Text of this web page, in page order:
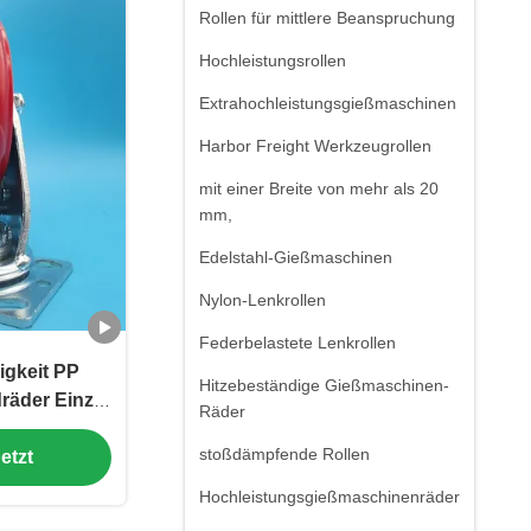
Rollen für mittlere Beanspruchung
Hochleistungsrollen
Extrahochleistungsgießmaschinen
Harbor Freight Werkzeugrollen
mit einer Breite von mehr als 20
mm,
Edelstahl-Gießmaschinen
Nylon-Lenkrollen
Federbelastete Lenkrollen
Hitzebeständige Gießmaschinen-
Räder
stoßdämpfende Rollen
Hochleistungsgießmaschinenräder
PP
Einzel
starre